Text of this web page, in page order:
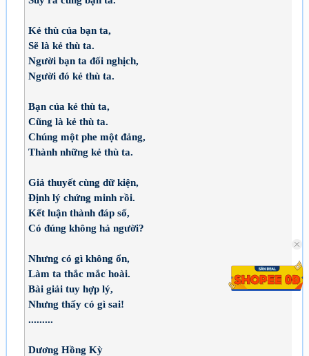
Kẻ thù của bạn ta,
Sẽ là kẻ thù ta.
Người bạn ta đối nghịch,
Người đó kẻ thù ta.
Bạn của kẻ thù ta,
Cũng là kẻ thù ta.
Chúng một phe một đảng,
Thành những kẻ thù ta.
Giả thuyết cùng dữ kiện,
Định lý chứng minh rồi.
Kết luận thành đáp số,
Có đúng không hả người?
Nhưng có gì không ổn,
Làm ta thắc mắc hoài.
Bài giải tuy hợp lý,
Nhưng thấy có gì sai!
.........
Dương Hồng Kỳ